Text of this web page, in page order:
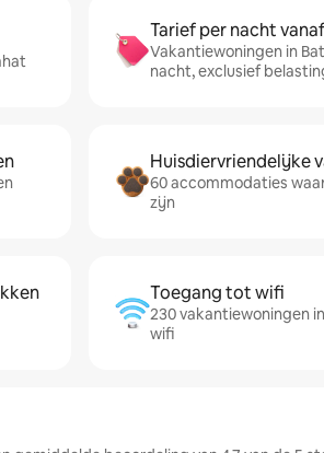
Tarief per nacht vanaf
Vakantiewoningen in
nacht, exclusief
Huisdiervriendelijke
60 accommodaties
zijn
Toegang tot wifi
230 vakantiewoningen
wifi